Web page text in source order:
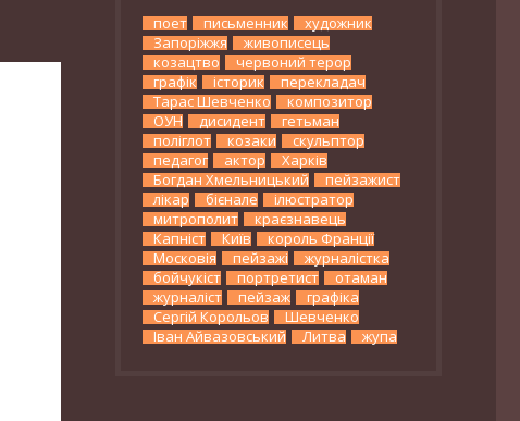
поет письменник
художник
Запоріжжя
живописець
козацтво
червоний терор
графік
історик
перекладач
Тарас Шевченко
композитор
ОУН
дисидент
гетьман
поліглот
козаки
скульптор
педагог
актор
Харків
Богдан Хмельницький
пейзажист
лікар
бієнале
ілюстратор
митрополит
краєзнавець
Капніст
Київ
король Франції
Московія
пейзажі
журналістка
бойчукіст
портретист
отаман
журналіст
пейзаж
графіка
Сергій Корольов
Шевченко
Іван Айвазовський
Литва жупа